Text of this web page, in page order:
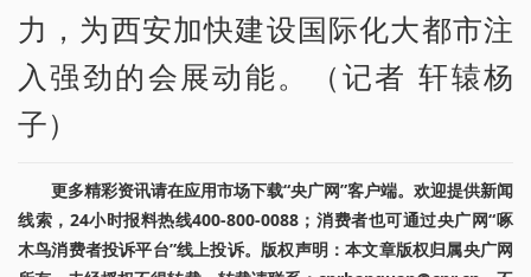
力，为西安加快建设国际化大都市注
入强劲的会展动能。（记者 轩辕杨
子）
更多精彩资讯请在应用市场下载“央广网”客户端。欢迎提供新闻
线索，24小时报料热线400-800-0088；消费者也可通过央广网“啄
木鸟消费者投诉平台”线上投诉。版权声明：本文章版权归属央广网